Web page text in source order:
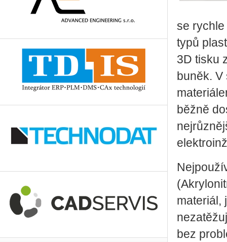
se
typů
3D tisku
buněk.
běžně
materiál,
bez